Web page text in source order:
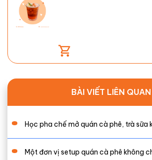
BÀI VIẾT LIÊN QUAN
Học pha chế mở quán cà phê, trà sữa
Một đơn vị setup quán cà phê không